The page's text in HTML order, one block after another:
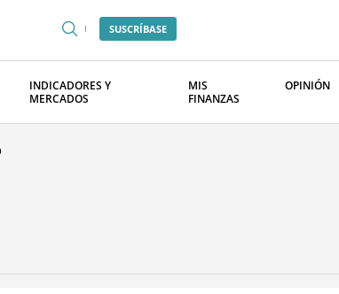
SUSCRÍBASE
INDICADORES Y
MERCADOS
MIS
FINANZAS
OPINIÓN